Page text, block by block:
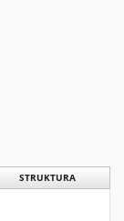
STRUKTURA